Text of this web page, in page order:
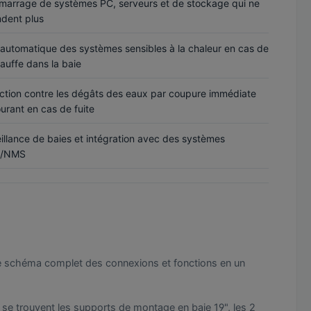
de systèmes PC, serveurs et de stockage qui ne
plus
des systèmes sensibles à la chaleur en cas de
dans la baie
contre les dégâts des eaux par coupure immédiate
en cas de fuite
de baies et intégration avec des systèmes
NMS
schéma complet des connexions et fonctions en un
trouvent les supports de montage en baie 19", les 2